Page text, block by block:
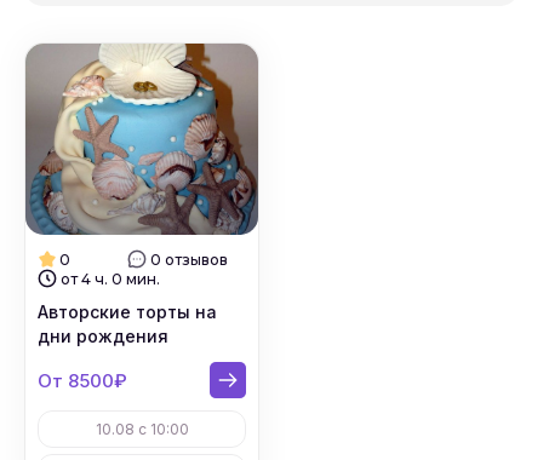
0
0 отзывов
от 4 ч. 0 мин.
Авторские торты на
дни рождения
От 8500₽
10.08 с 10:00